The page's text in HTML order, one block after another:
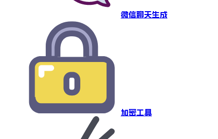
微信聊天生成
加密工具